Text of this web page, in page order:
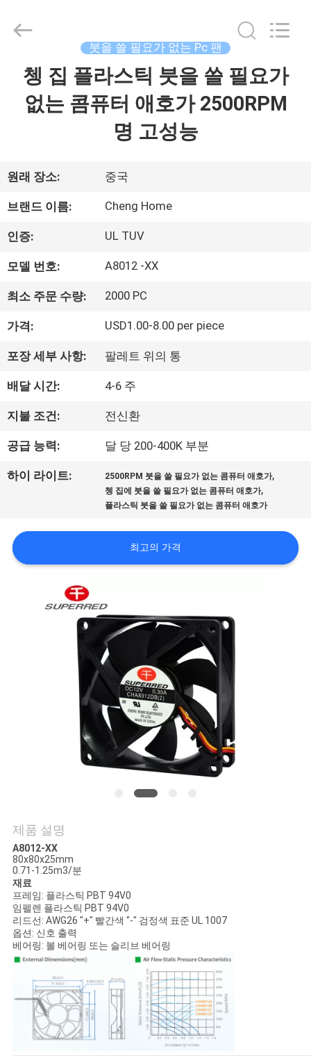
VR
우
리
에
대
하
여
장
행
요
뉴
스
인
Cheng
Home
Reserved.
붓을 쓸 필요가 없는 Pc 팬
쳉 집 플라스틱 붓을 쓸 필요가
없는 콤퓨터 애호가 2500RPM
명 고성능
원래 장소: 중국
브랜드 이름: Cheng Home
인증: UL TUV
모델 번호: A8012 -XX
최소 주문 수량: 2000 PC
가격: USD1.00-8.00 per piece
포장 세부 사항: 팔레트 위의 통
배달 시간: 4-6 주
지불 조건: 전신환
공급 능력: 달 당 200-400K 부분
하이 라이트: 2500RPM 붓을 쓸 필요가 없는 콤퓨터 애호가,
쳉 집에 붓을 쓸 필요가 없는 콤퓨터 애호가,
플라스틱 붓을 쓸 필요가 없는 콤퓨터 애호가
최고의 가격
제품 설명
A8012-XX
80x80x25mm
0.71-1.25m3/분
재료
프레임: 플라스틱 PBT 94V0
임펠렌 플라스틱 PBT 94V0
리드선: AWG26 "+" 빨간색 "-" 검정색 표준 UL 1007
옵션: 신호 출력
베어링: 볼 베어링 또는 슬리브 베어링